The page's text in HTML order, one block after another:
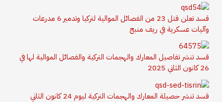
قسد تعلن قتل 23 من الفصائل الموالية لتركيا وتدمير 6 مدرعات
وآليات عسكرية في ريف منبج
قسد تنشر تفاصيل المعارك والهجمات التركية والفصائل الموالية لها في
26 كانون الثاني 2025
قسد تنشر حصيلة المعارك والهجمات التركية ليوم 24 كانون الثاني